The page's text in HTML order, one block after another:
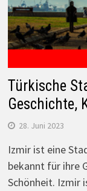
Türkische
Geschichte,
28. Juni 2023
Izmir ist eine
bekannt für ihre
Schönheit. Izmir